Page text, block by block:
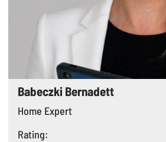
Babeczki Bernadett
Home Expert
Rating: